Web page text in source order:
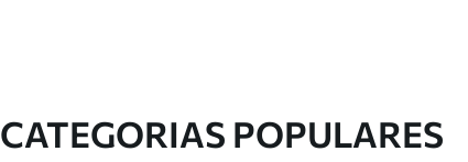
CATEGORIAS POPULARES